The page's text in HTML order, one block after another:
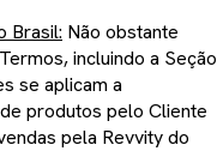
Brasil: Não obstante
incluindo a Seção
se aplicam a
produtos pelo Cliente
pela Revvity do